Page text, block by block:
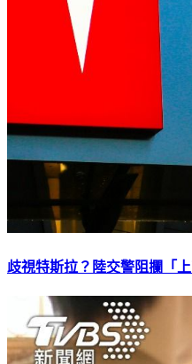
歧視特斯拉？陸交警阻攔「